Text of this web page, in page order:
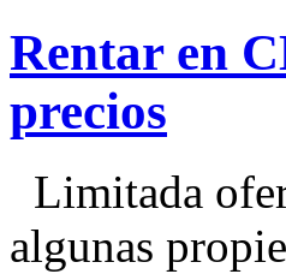
Rentar en
precios
Limitada
algunas